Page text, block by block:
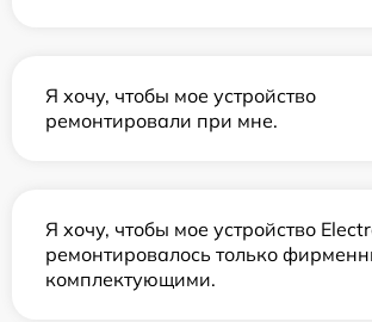
Я хочу, чтобы мое устройство
ремонтировали при мне.
Я хочу, чтобы мое устройство
ремонтировалось только
комплектующими.